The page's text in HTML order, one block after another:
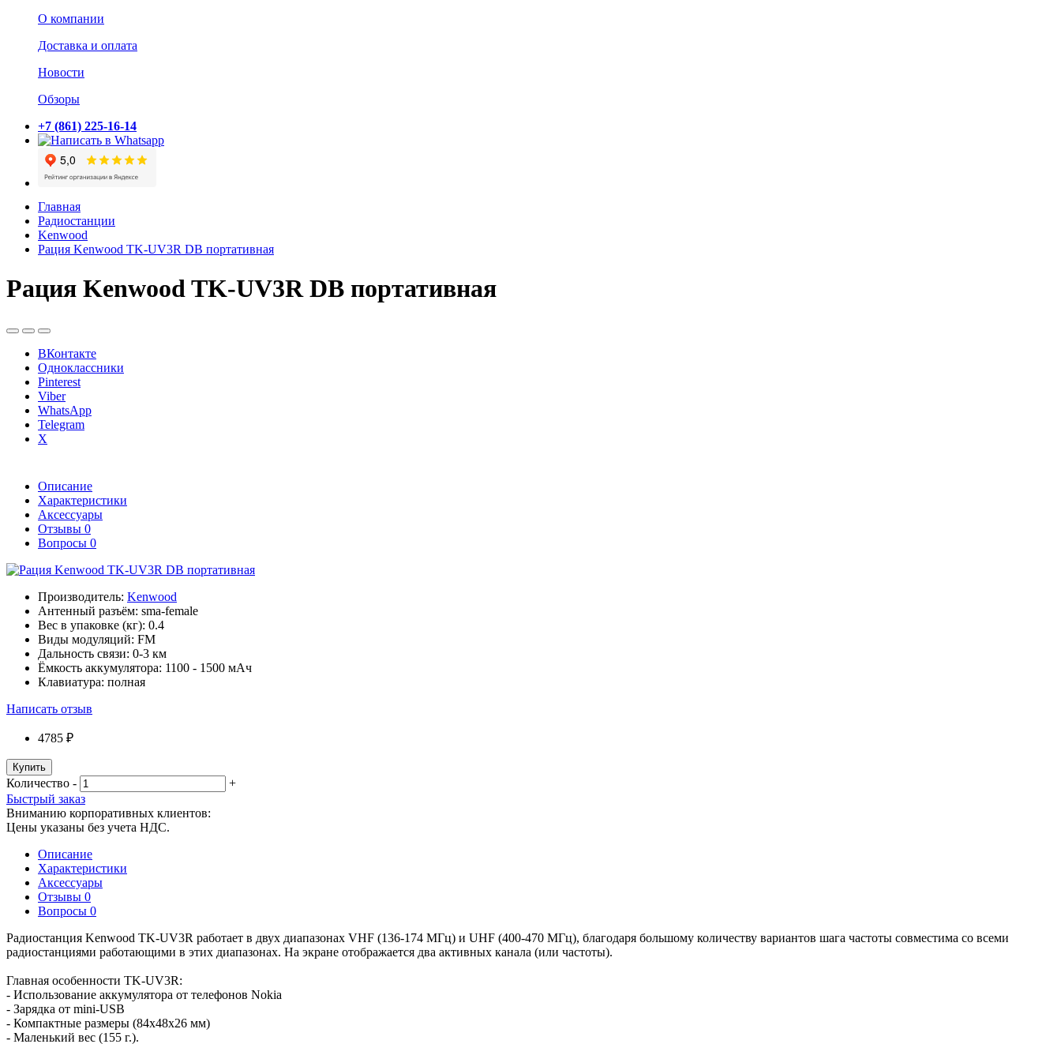
О компании
Доставка и оплата
Новости
Обзоры
+7 (861) 225-16-14
Главная
Радиостанции
Kenwood
Рация Kenwood TK-UV3R DB портативная
Рация Kenwood TK-UV3R DB портативная
ВКонтакте
Одноклассники
Pinterest
Viber
WhatsApp
Telegram
X
Описание
Характеристики
Аксессуары
Отзывы 0
Вопросы 0
Производитель: Kenwood
Антенный разъём: sma-female
Вес в упаковке (кг): 0.4
Виды модуляций: FM
Дальность связи: 0-3 км
Ёмкость аккумулятора: 1100 - 1500 мАч
Клавиатура: полная
Написать отзыв
4785 ₽
Купить
Количество -
+
Быстрый заказ
Вниманию корпоративных клиентов:
Цены указаны без учета НДС.
Описание
Характеристики
Аксессуары
Отзывы 0
Вопросы 0
Радиостанция Kenwood TK-UV3R работает в двух диапазонах VHF (136-174 МГц) и UHF (400-470 МГц), благодаря большому количеству вариантов шага частоты совместима со всеми
радиостанциями работающими в этих диапазонах. На экране отображается два активных канала (или частоты).
Главная особенности TK-UV3R:
- Использование аккумулятора от телефонов Nokia
- Зарядка от mini-USB
- Компактные размеры (84x48x26 мм)
- Маленький вес (155 г.).